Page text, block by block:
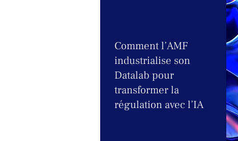
Comment l’AMF
industrialise son
Datalab pour
transformer la
régulation avec l’IA